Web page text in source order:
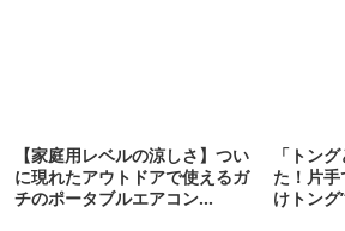
【家庭用レベルの涼しさ】つい
に現れたアウトドアで使えるガ
チのポータブルエアコン
「トン
た！片
けトング